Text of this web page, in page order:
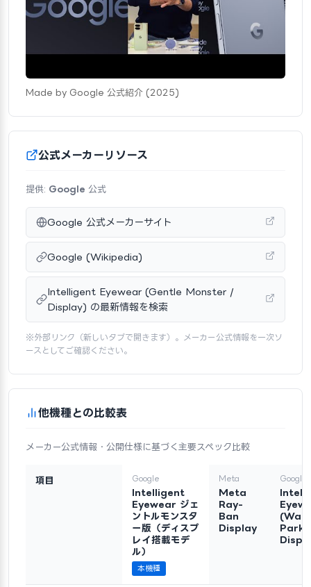
Made by Google 公式紹介 (2025)
公式メーカーリソース
提供: Google 公式
Google 公式メーカーサイト
Google (Wikipedia)
Intelligent Eyewear (Gentle Monster /
Display) の最新情報を検索
※外部リンク（新しいタブで開きます）。メーカー公式情報を一次ソ
ースとしてご確認ください。
他機種との比較表
メーカー公式情報・公開仕様に基づく主要スペック比較
項目 Google
Intelligent
Eyewear ジェ
ントルモンスタ
ー版（ディスプ
レイ搭載モデ
ル）
本機種
Meta
Meta
Ray-
Ban
Display
Google